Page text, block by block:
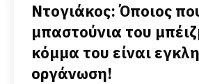
Ντογιάκος: Όποιος
μπαστούνια του
κόμμα του είναι
οργάνωση!